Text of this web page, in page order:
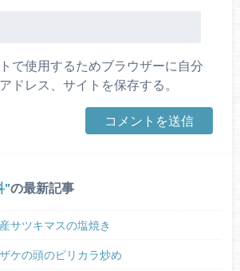
で使用するためブラウザーに自分
ドレス、サイトを保存する。
の最新記事
サツキマスの塩焼き
ケの頭のピリカラ炒め